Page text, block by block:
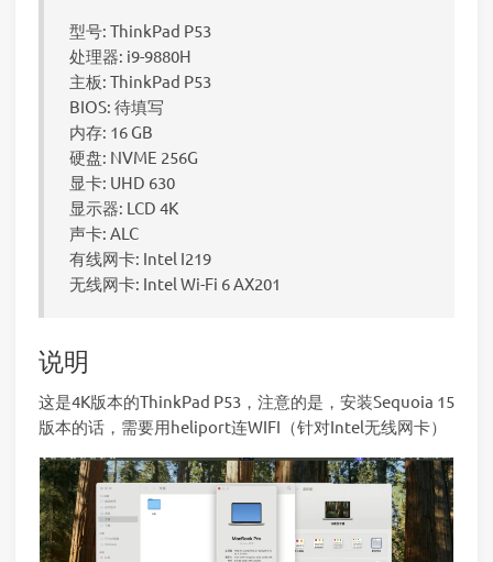
型号: ThinkPad P53
处理器: i9-9880H
主板: ThinkPad P53
BIOS: 待填写
内存: 16 GB
硬盘: NVME 256G
显卡: UHD 630
显示器: LCD 4K
声卡: ALC
有线网卡: Intel I219
无线网卡: Intel Wi-Fi 6 AX201
说明
这是4K版本的ThinkPad P53，注意的是，安装Sequoia 15
版本的话，需要用heliport连WIFI（针对Intel无线网卡）